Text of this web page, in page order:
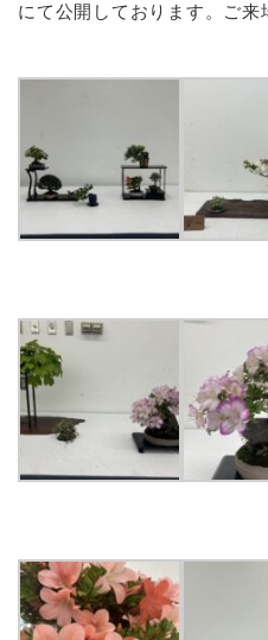
にて公開しております。ご来